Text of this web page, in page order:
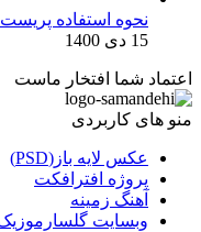
نحوه استفاده
15 دی 1400
اعتماد شما افتخار ماست
منو های کاربردی
عکس لایه باز(PSD)
پروژه افترافکت
آهنگ زمینه
وبسایت